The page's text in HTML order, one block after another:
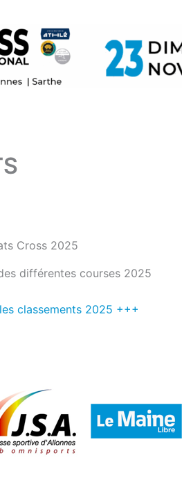
Cross 2025
différentes courses 2025
classements 2025 +++